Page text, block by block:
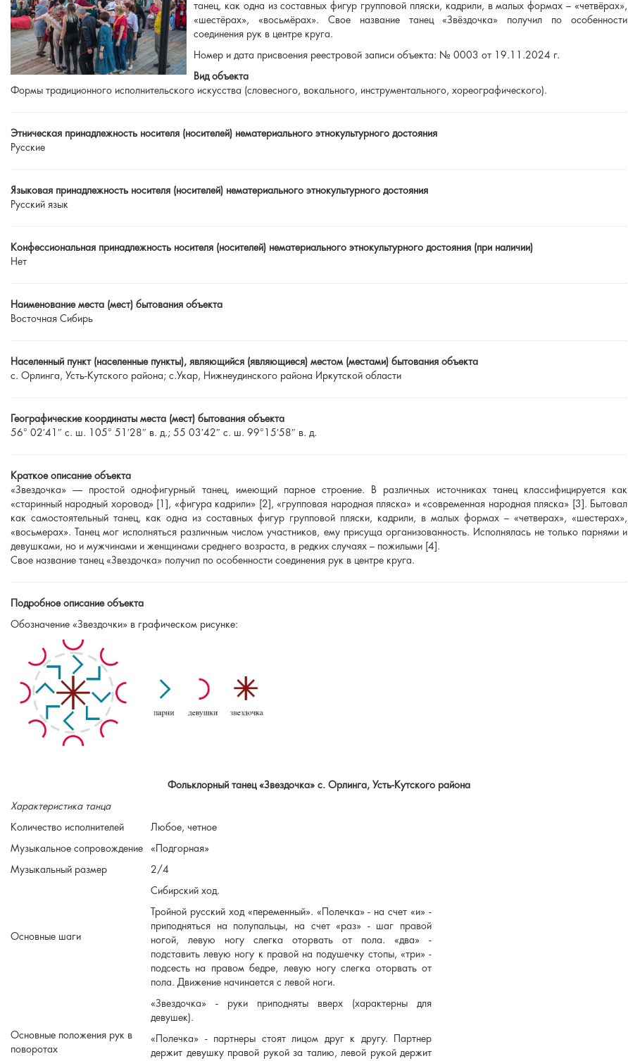
танец, как одна из составных фигур групповой пляски, кадрили, в малых формах – «четвёрах»,
«шестёрах», «восьмёрах». Свое название танец «Звёздочка» получил по особенности
соединения рук в центре круга.
Номер и дата присвоения реестровой записи объекта: № 0003 от 19.11.2024 г.
Вид объекта
Формы традиционного исполнительского искусства (словесного, вокального, инструментального, хореографического).
Этническая принадлежность носителя (носителей) нематериального этнокультурного достояния
Русские
Языковая принадлежность носителя (носителей) нематериального этнокультурного достояния
Русский язык
Конфессиональная принадлежность носителя (носителей) нематериального этнокультурного достояния (при наличии)
Нет
Наименование места (мест) бытования объекта
Восточная Сибирь
Населенный пункт (населенные пункты), являющийся (являющиеся) местом (местами) бытования объекта
с. Орлинга, Усть-Кутского района; с.Укар, Нижнеудинского района Иркутской области
Географические координаты места (мест) бытования объекта
56° 02′41″ с. ш. 105° 51′28″ в. д.; 55 03′42″ с. ш. 99°15′58″ в. д.
Краткое описание объекта
«Звездочка» — простой однофигурный танец, имеющий парное строение. В различных источниках танец классифицируется как
«старинный народный хоровод» [1], «фигура кадрили» [2], «групповая народная пляска» и «современная народная пляска» [3]. Бытовал
как самостоятельный танец, как одна из составных фигур групповой пляски, кадрили, в малых формах – «четверах», «шестерах»,
«восьмерах». Танец мог исполняться различным числом участников, ему присуща организованность. Исполнялась не только парнями и
девушками, но и мужчинами и женщинами среднего возраста, в редких случаях – пожилыми [4].
Свое название танец «Звездочка» получил по особенности соединения рук в центре круга.
Подробное описание объекта
Обозначение «Звездочки» в графическом рисунке:
Фольклорный танец «Звездочка» с. Орлинга, Усть-Кутского района
Характеристика танца
Количество исполнителей
Любое, четное
Музыкальное сопровождение
«Подгорная»
Музыкальный размер
2/4
Основные шаги
Сибирский ход.
Тройной русский ход «переменный». «Полечка» - на счет «и» -
приподняться на полупальцы, на счет «раз» - шаг правой
ногой, левую ногу слегка оторвать от пола. «два» -
подставить левую ногу к правой на подушечку стопы, «три» -
подсесть на правом бедре, левую ногу слегка оторвать от
пола. Движение начинается с левой ноги.
Основные положения рук в
поворотах
«Звездочка» - руки приподняты вверх (характерны для
девушек).
«Полечка» - партнеры стоят лицом друг к другу. Партнер
держит девушку правой рукой за талию, левой рукой держит